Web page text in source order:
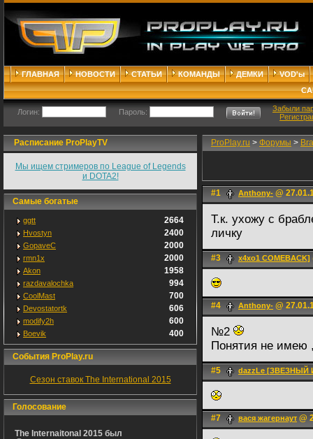
ГЛАВНАЯ НОВОСТИ СТАТЬИ КОМАНДЫ ДЕМКИ
VOD'ы
Логин: Пароль:
Забыли
Расписание ProPlayTV
Мы ищем стримеров по League of Legends
и DOTA2!
Самые богатые
ggtt 2664
Hvostyn 2400
GopaveC 2000
rmn1x 2000
Akon 1958
razdavalochka 994
CoolMast 700
Devostatortk 606
modify2h 600
Boevik 400
События ProPlay.ru
Сезон ставок The International 2015
Голосование
The Internaitonal 2015 был
ProPlay.ru > Форумы >
#1 Anthony- @
Т.к. ухожу с
личку
#3 x4xo1 COMEBACK]
#4 Anthony- @
№2
Понятия не имею
#5 dazzLe [ЗВЕЗНЫЙ
#7 вася жагернаут @